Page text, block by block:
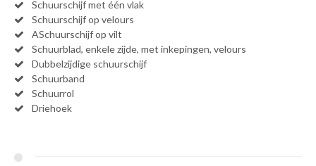
Schuurschijf met één vlak
Schuurschijf op velours
ASchuurschijf op vilt
Schuurblad, enkele zijde, met inkepingen, velours
Dubbelzijdige schuurschijf
Schuurband
Schuurrol
Driehoek